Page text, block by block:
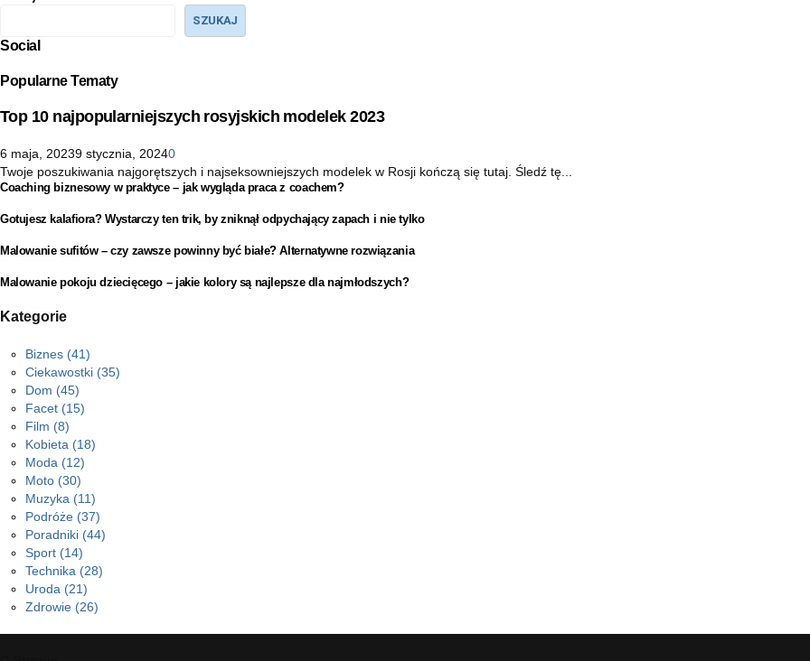
SZUKAJ
Social
Popularne Tematy
Top 10 najpopularniejszych rosyjskich modelek 2023
6 maja, 20239 stycznia, 20240
Twoje poszukiwania najgorętszych i najseksowniejszych modelek w Rosji kończą się tutaj. Śledź tę...
Coaching biznesowy w praktyce – jak wygląda praca z coachem?
Gotujesz kalafiora? Wystarczy ten trik, by zniknął odpychający zapach i nie tylko
Malowanie sufitów – czy zawsze powinny być białe? Alternatywne rozwiązania
Malowanie pokoju dziecięcego – jakie kolory są najlepsze dla najmłodszych?
Kategorie
Biznes (41)
Ciekawostki (35)
Dom (45)
Facet (15)
Film (8)
Kobieta (18)
Moda (12)
Moto (30)
Muzyka (11)
Podróże (37)
Poradniki (44)
Sport (14)
Technika (28)
Uroda (21)
Zdrowie (26)